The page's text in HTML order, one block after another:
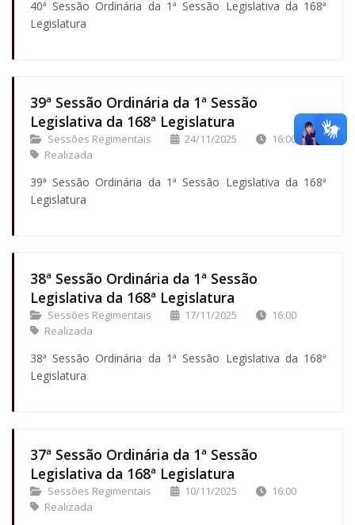
40ª Sessão Ordinária da 1ª Sessão Legislativa da 168ª
Legislatura
39ª Sessão Ordinária da 1ª Sessão
Legislativa da 168ª Legislatura
Sessões Regimentais 24/11/2025
16:00
Realizada
39ª Sessão Ordinária da 1ª Sessão Legislativa da 168ª
Legislatura
38ª Sessão Ordinária da 1ª Sessão
Legislativa da 168ª Legislatura
Sessões Regimentais 17/11/2025
16:00
Realizada
38ª Sessão Ordinária da 1ª Sessão Legislativa da 168ª
Legislatura
37ª Sessão Ordinária da 1ª Sessão
Legislativa da 168ª Legislatura
Sessões Regimentais 10/11/2025
16:00
Realizada